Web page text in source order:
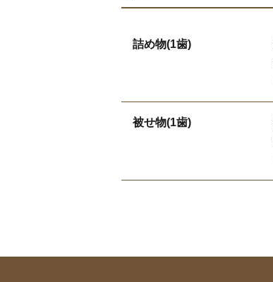
詰め物(1歯)
被せ物(1歯)